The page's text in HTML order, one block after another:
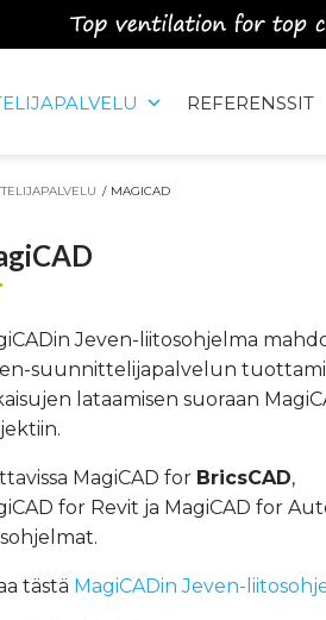
REFERENSSIT
/ MAGICAD
Jeven-liitosohjelma
suunnittelijapalvelun
lataamisen suoraan
MagiCAD for BricsCAD,
for Revit ja MagiCAD for
tästä MagiCADin Jeven-